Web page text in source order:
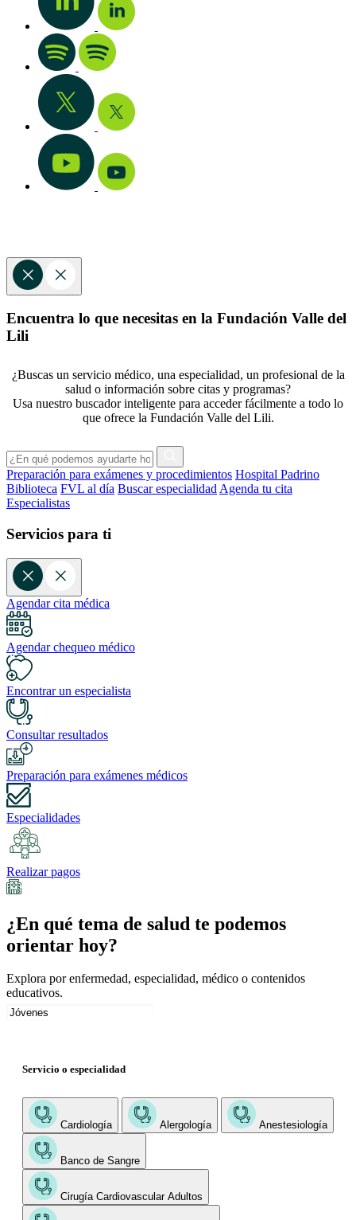
Encuentra lo que necesitas en la Fundación Valle del
Lili
¿Buscas un servicio médico, una especialidad, un profesional de la
salud o información sobre citas y programas?
Usa nuestro buscador inteligente para acceder fácilmente a todo lo
que ofrece la Fundación Valle del Lili.
Preparación para exámenes y procedimientos Hospital Padrino
Biblioteca FVL al día Buscar especialidad Agenda tu cita
Especialistas
Servicios para ti
Agendar cita médica
Agendar chequeo médico
Encontrar un especialista
Consultar resultados
Preparación para exámenes médicos
Especialidades
Realizar pagos
¿En qué tema de salud te podemos
orientar hoy?
Explora por enfermedad, especialidad, médico o contenidos
educativos.
Servicio o especialidad
Cardiología Alergología Anestesiología
Banco de Sangre
Cirugía Cardiovascular Adultos